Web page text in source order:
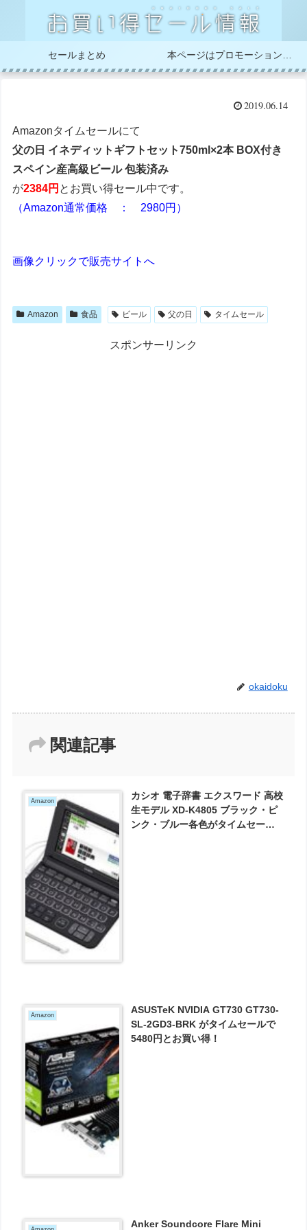
セールまとめ
2019.06.14
Amazonタイムセールにて
父の日 イネディットギフトセット750ml×2本 BOX付き
スペイン産高級ビール 包装済み
が2384円 とお買い得セール中です。
（Amazon通常価格 ： 2980円）
画像クリックで販売サイトへ
Amazon 食品 ビール 父の日 タイムセール
スポンサーリンク
okaidoku
関連記事
Amazon
カシオ 電子辞書 エクスワード 高校
生モデル XD-K4805 ブラック・ピ
ンク・ブルー各色がタイムセール
Amazon
ASUSTeK NVIDIA GT730 GT730-
SL-2GD3-BRK がタイムセールで
5480円とお買い得！
Anker Soundcore Flare Mini